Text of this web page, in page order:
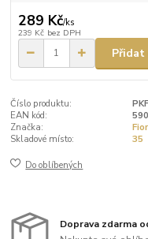
289 Kč/ks
239 Kč bez DPH
Přidat
Číslo produktu:
EAN kód:
Značka:
Skladové místo:
35
Do oblíbených
Doprava zdarma